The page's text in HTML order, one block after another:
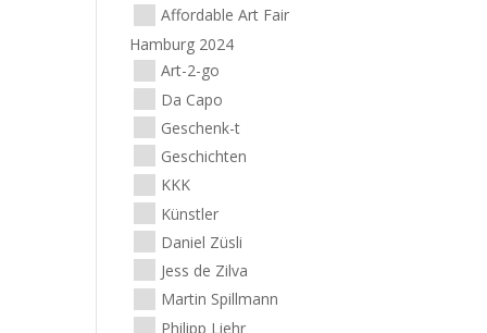
Affordable Art Fair
Hamburg 2024
Art-2-go
Da Capo
Geschenk-t
Geschichten
KKK
Künstler
Daniel Züsli
Jess de Zilva
Martin Spillmann
Philipp Liehr